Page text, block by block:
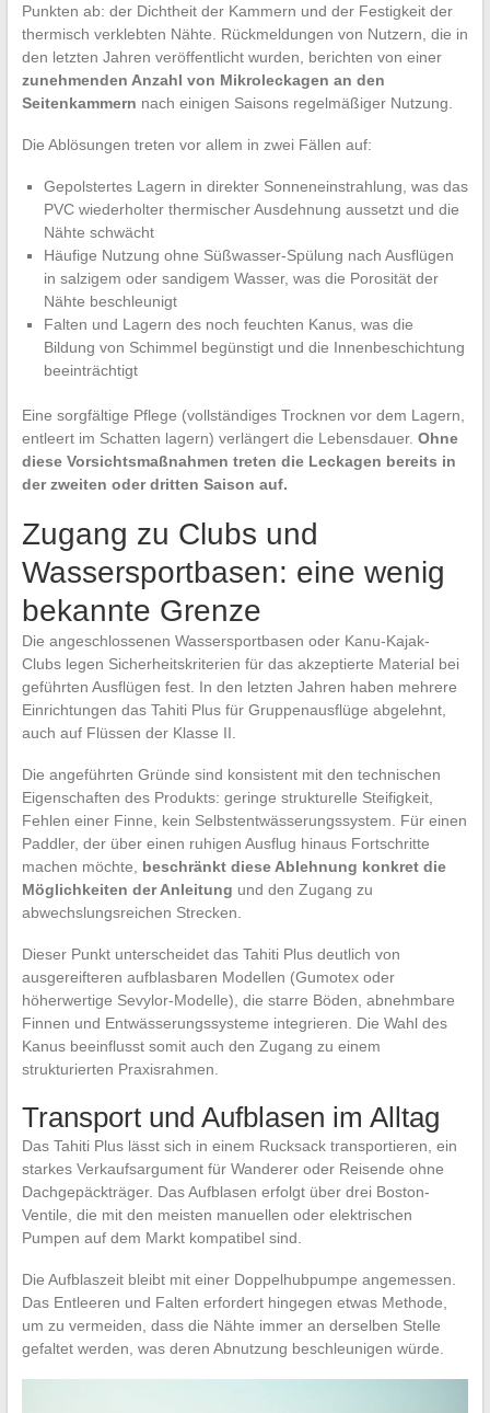
Punkten ab: der Dichtheit der Kammern und der Festigkeit der
thermisch verklebten Nähte. Rückmeldungen von Nutzern, die in
den letzten Jahren veröffentlicht wurden, berichten von einer
zunehmenden Anzahl von Mikroleckagen an den
Seitenkammern nach einigen Saisons regelmäßiger Nutzung.
Die Ablösungen treten vor allem in zwei Fällen auf:
Gepolstertes Lagern in direkter Sonneneinstrahlung, was das
PVC wiederholter thermischer Ausdehnung aussetzt und die
Nähte schwächt
Häufige Nutzung ohne Süßwasser-Spülung nach Ausflügen
in salzigem oder sandigem Wasser, was die Porosität der
Nähte beschleunigt
Falten und Lagern des noch feuchten Kanus, was die
Bildung von Schimmel begünstigt und die Innenbeschichtung
beeinträchtigt
Eine sorgfältige Pflege (vollständiges Trocknen vor dem Lagern,
entleert im Schatten lagern) verlängert die Lebensdauer. Ohne
diese Vorsichtsmaßnahmen treten die Leckagen bereits in
der zweiten oder dritten Saison auf.
Zugang zu Clubs und
Wassersportbasen: eine wenig
bekannte Grenze
Die angeschlossenen Wassersportbasen oder Kanu-Kajak-
Clubs legen Sicherheitskriterien für das akzeptierte Material bei
geführten Ausflügen fest. In den letzten Jahren haben mehrere
Einrichtungen das Tahiti Plus für Gruppenausflüge abgelehnt,
auch auf Flüssen der Klasse II.
Die angeführten Gründe sind konsistent mit den technischen
Eigenschaften des Produkts: geringe strukturelle Steifigkeit,
Fehlen einer Finne, kein Selbstentwässerungssystem. Für einen
Paddler, der über einen ruhigen Ausflug hinaus Fortschritte
machen möchte, beschränkt diese Ablehnung konkret die
Möglichkeiten der Anleitung und den Zugang zu
abwechslungsreichen Strecken.
Dieser Punkt unterscheidet das Tahiti Plus deutlich von
ausgereifteren aufblasbaren Modellen (Gumotex oder
höherwertige Sevylor-Modelle), die starre Böden, abnehmbare
Finnen und Entwässerungssysteme integrieren. Die Wahl des
Kanus beeinflusst somit auch den Zugang zu einem
strukturierten Praxisrahmen.
Transport und Aufblasen im Alltag
Das Tahiti Plus lässt sich in einem Rucksack transportieren, ein
starkes Verkaufsargument für Wanderer oder Reisende ohne
Dachgepäckträger. Das Aufblasen erfolgt über drei Boston-
Ventile, die mit den meisten manuellen oder elektrischen
Pumpen auf dem Markt kompatibel sind.
Die Aufblaszeit bleibt mit einer Doppelhubpumpe angemessen.
Das Entleeren und Falten erfordert hingegen etwas Methode,
um zu vermeiden, dass die Nähte immer an derselben Stelle
gefaltet werden, was deren Abnutzung beschleunigen würde.